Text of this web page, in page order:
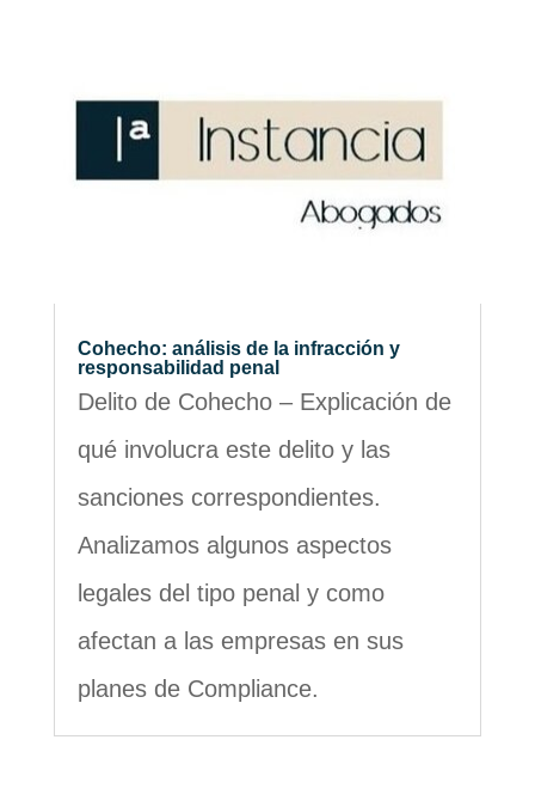
Cohecho: análisis de la infracción y
responsabilidad penal
Delito de Cohecho – Explicación de
qué involucra este delito y las
sanciones correspondientes.
Analizamos algunos aspectos
legales del tipo penal y como
afectan a las empresas en sus
planes de Compliance.